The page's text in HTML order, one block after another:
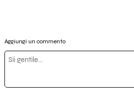
Aggiungi un commento